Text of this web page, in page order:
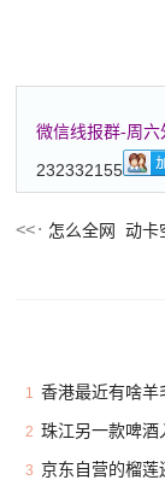
微信线报群-周六
232332155
怎么全网 动卡
1 香港最近有啥羊
2 珠江另一款啤酒
3 京东自营的榴莲